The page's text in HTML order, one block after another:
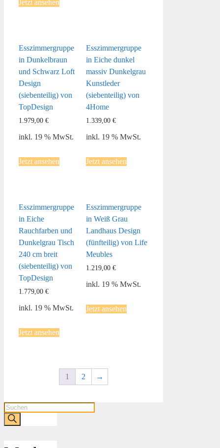
Jetzt ansehen
Esszimmergruppe
in Dunkelbraun
und Schwarz Loft
Design
(siebenteilig) von
TopDesign
1.979,00 €
inkl. 19 % MwSt.
Jetzt ansehen
Esszimmergruppe
in Eiche dunkel
massiv Dunkelgrau
Kunstleder
(siebenteilig) von
4Home
1.339,00€
inkl. 19 % MwSt.
Jetzt ansehen
Esszimmergruppe
in Eiche
Rauchfarben und
Dunkelgrau Tisch
240 cm breit
(siebenteilig) von
TopDesign
1.779,00 €
inkl. 19 % MwSt.
Jetzt ansehen
Esszimmergruppe
in Weiß Grau
Landhaus Design
(fünfteilig) von Life
Meubles
1.219,00€
inkl. 19 % MwSt.
Jetzt ansehen
1 2 →
Products
search